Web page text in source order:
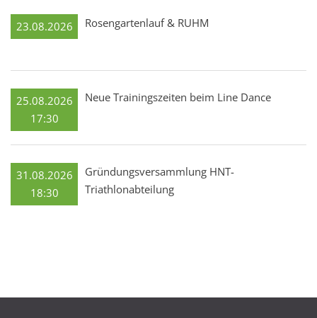
23.08.2026 Rosengartenlauf & RUHM
25.08.2026
17:30
Neue Trainingszeiten beim Line Dance
31.08.2026
18:30
Gründungsversammlung HNT-
Triathlonabteilung